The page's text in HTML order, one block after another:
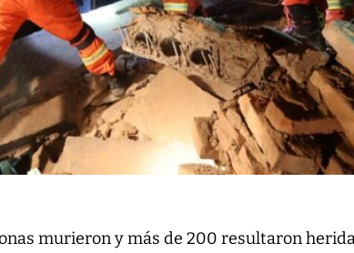
murieron y más de 200 resultaron